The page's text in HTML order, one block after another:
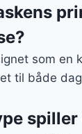
som en
til både
spiller